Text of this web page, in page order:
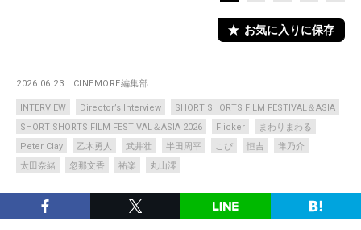
お気に入りに保存
2026.06.23 CINEMORE編集部
INTERVIEW Director’s Interview
SHORT SHORTS FILM FESTIVAL＆ASIA
SHORT SHORTS FILM FESTIVAL＆ASIA 2026
Flicker
まわりまわる
Peter Clay
乙木勇人 武井壮 半田周平 こぴ 恒吉
隼乃介
太田奈緒
忽那文香 祐楽 丸山澪